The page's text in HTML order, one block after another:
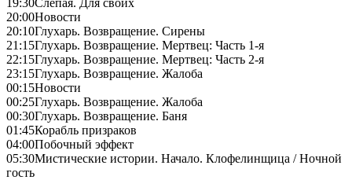
20:00Новости
20:10Глухарь. Возвращение. Сирены
21:15Глухарь. Возвращение. Мертвец: Часть 1-я
22:15Глухарь. Возвращение. Мертвец: Часть 2-я
23:15Глухарь. Возвращение. Жалоба
00:15Новости
00:25Глухарь. Возвращение. Жалоба
00:30Глухарь. Возвращение. Баня
01:45Корабль призраков
04:00Побочный эффект
05:30Мистические истории. Начало. Клофелинщица / Ночной
гость